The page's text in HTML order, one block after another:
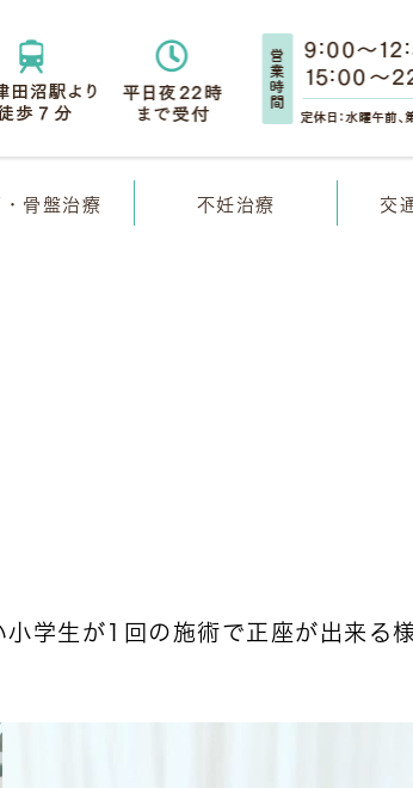
・骨盤治療 不妊治療 交
学生が1回の施術で正座が出来る